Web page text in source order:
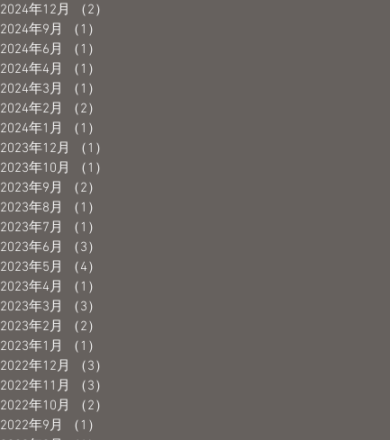
2024年12月
（2）
2024年9月
（1）
2024年6月
（1）
2024年4月
（1）
2024年3月
（1）
2024年2月
（2）
2024年1月
（1）
2023年12月
（1）
2023年10月
（1）
2023年9月
（2）
2023年8月
（1）
2023年7月
（1）
2023年6月
（3）
2023年5月
（4）
2023年4月
（1）
2023年3月
（3）
2023年2月
（2）
2023年1月
（1）
2022年12月
（3）
2022年11月
（3）
2022年10月
（2）
2022年9月
（1）